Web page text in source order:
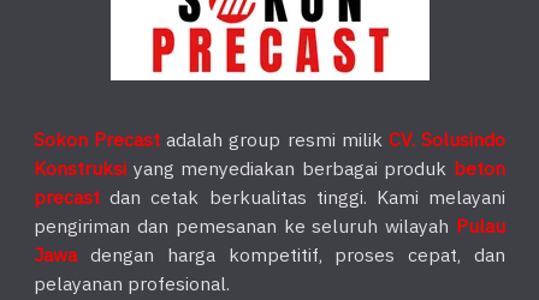
Sokon Precast adalah group resmi milik CV. Solusindo
Konstruksi yang menyediakan berbagai produk beton
precast dan cetak berkualitas tinggi. Kami melayani
pengiriman dan pemesanan ke seluruh wilayah Pulau
Jawadengan harga kompetitif, proses cepat, dan
pelayanan profesional.